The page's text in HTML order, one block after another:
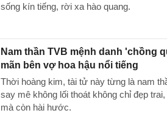
sống kín tiếng, rời xa hào quang.
Nam thần TVB mệnh danh 'chồng
mãn bên vợ hoa hậu nổi tiếng
Thời hoàng kim, tài tử này từng là nam
say mê không lối thoát không chỉ đẹp
mà còn hài hước.